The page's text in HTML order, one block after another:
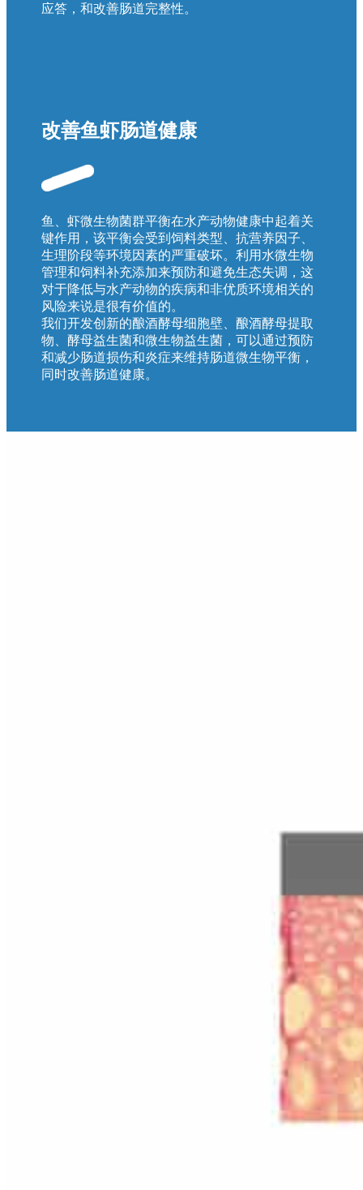
应答，和改善肠道完整性。
改善鱼虾肠道健康
鱼、虾微生物菌群平衡在水产动物健康中起着关
键作用，该平衡会受到饲料类型、抗营养因子、
生理阶段等环境因素的严重破坏。利用水微生物
管理和饲料补充添加来预防和避免生态失调，这
对于降低与水产动物的疾病和非优质环境相关的
风险来说是很有价值的。
我们开发创新的酿酒酵母细胞壁、酿酒酵母提取
物、酵母益生菌和微生物益生菌，可以通过预防
和减少肠道损伤和炎症来维持肠道微生物平衡，
同时改善肠道健康。